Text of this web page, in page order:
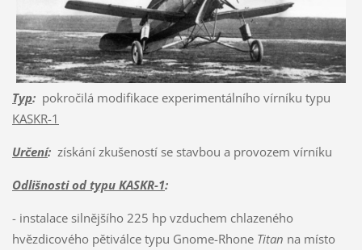
Typ:pokročilá modifikace experimentálního vírníku typu
KASKR-1
Určení:získání zkušeností se stavbou a provozem vírníku
Odlišnosti od typu KASKR-1:
- instalace silnějšího 225 hp vzduchem chlazeného
hvězdicového pětiválce typu Gnome-Rhone Titan na místo